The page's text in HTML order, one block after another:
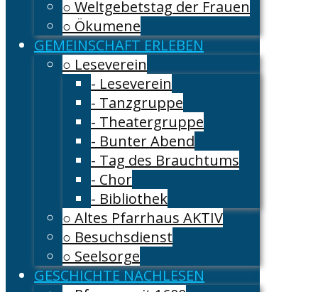
○ Weltgebetstag der Frauen
○ Ökumene
GEMEINSCHAFT ERLEBEN
○ Leseverein
- Leseverein
- Tanzgruppe
- Theatergruppe
- Bunter Abend
- Tag des Brauchtums
- Chor
- Bibliothek
○ Altes Pfarrhaus AKTIV
○ Besuchsdienst
○ Seelsorge
GESCHICHTE NACHLESEN